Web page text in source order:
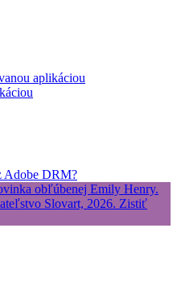
aplikáciou
Adobe DRM?